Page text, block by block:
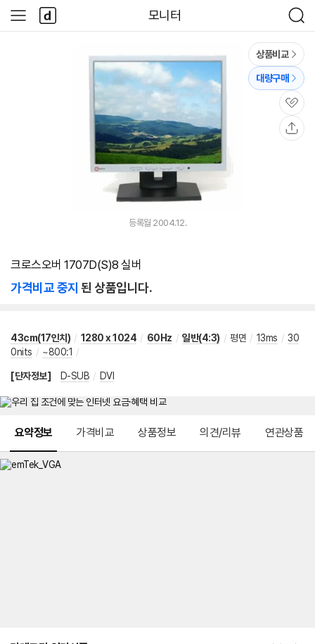
모니터
검
색
사
이
다
나
와
상품비교
대량구매
관
심
등록월 2004.12.
크로스오버 1707D(S)8 실버
가격비교 중지 된 상품입니다.
43cm(17인치) / 1280 x 1024 / 60Hz / 일반(4:3) / 평면 / 13ms / 30
0nits / ~800:1 /
[단자정보] D-SUB / DVI
요약정보 가격비교 상품정보 의견/리뷰 연관상품